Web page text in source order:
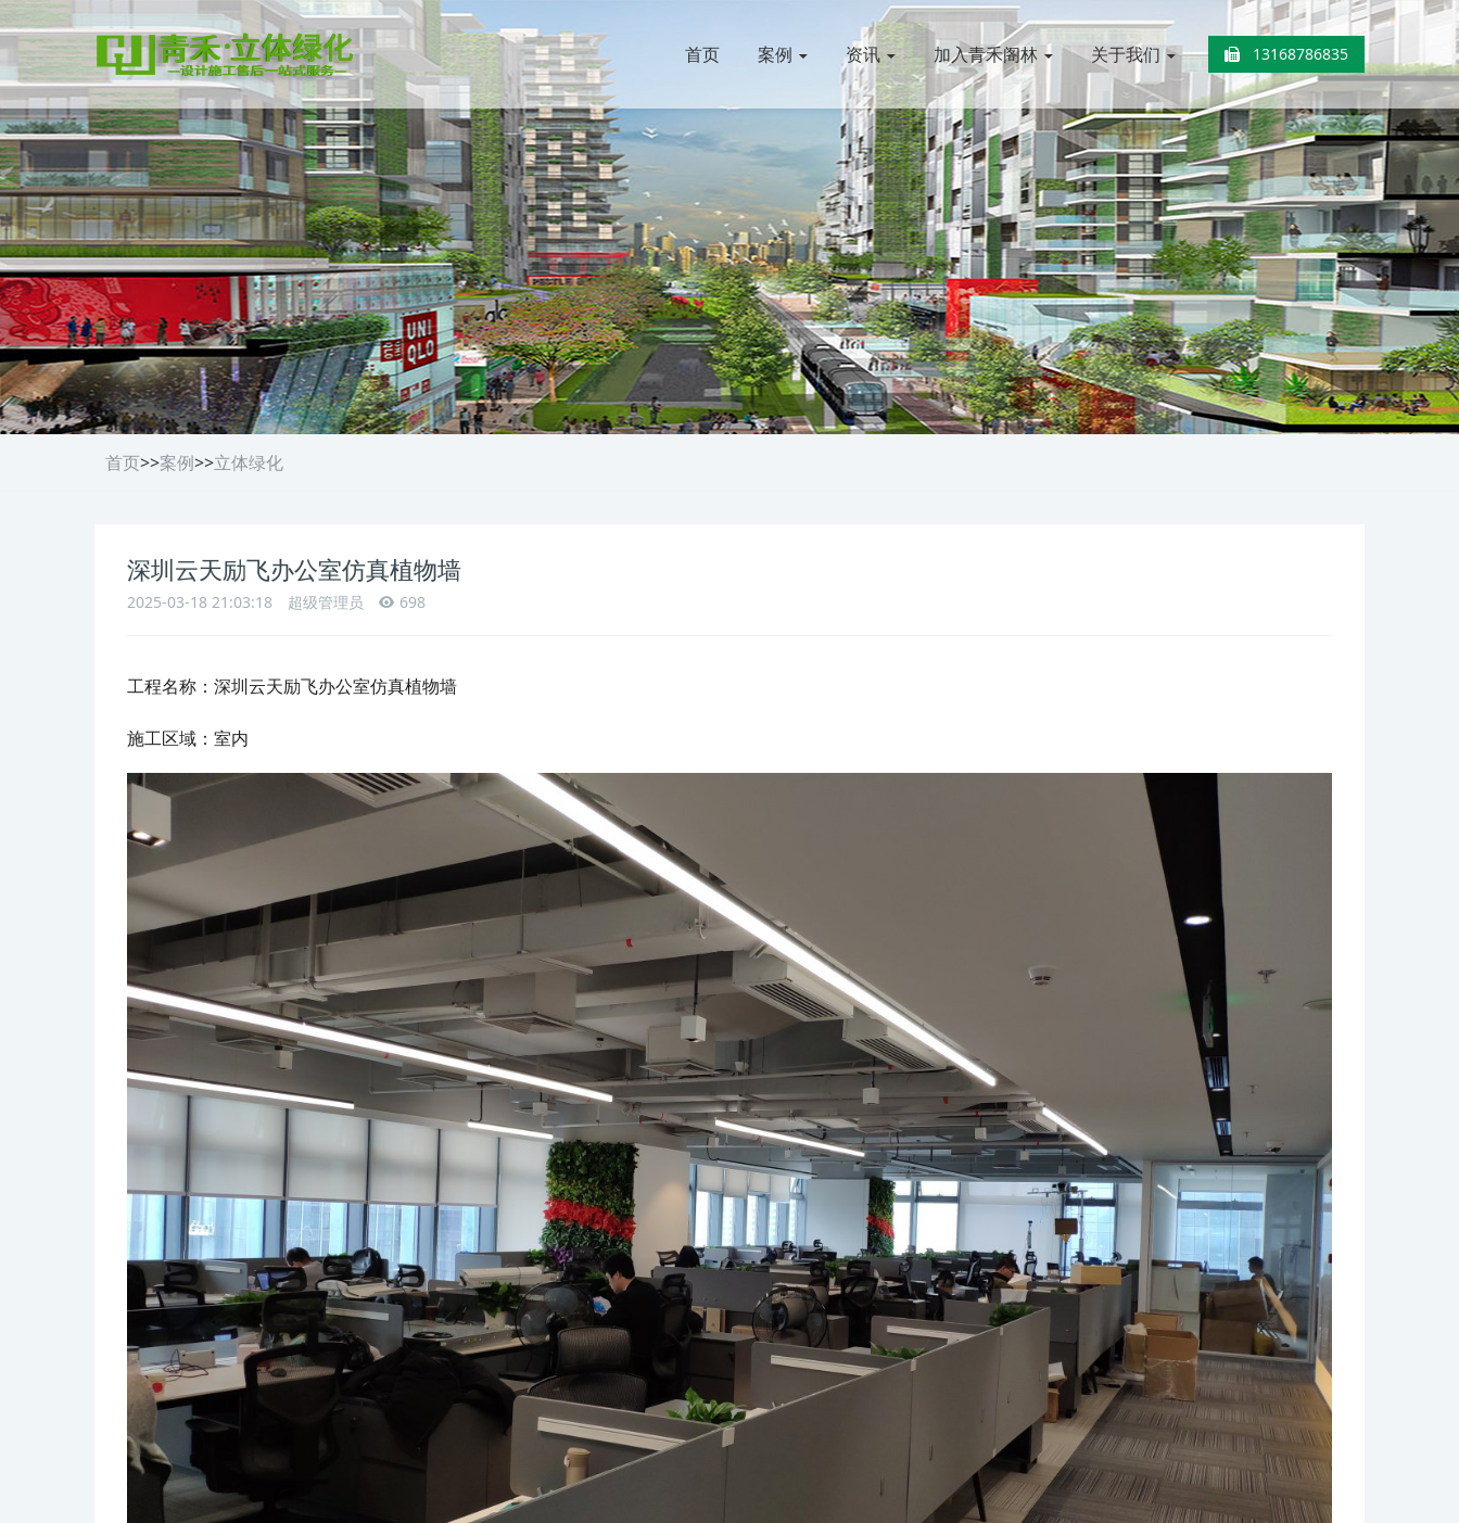
13168786835
首页 案例 资讯 加入青禾阁林 关于我们
首页>>案例>>立体绿化
深圳云天励飞办公室仿真植物墙
2025-03-18 21:03:18 超级管理员 698
工程名称： 深圳云天励飞办公室仿真植物墙
施工区域：室内